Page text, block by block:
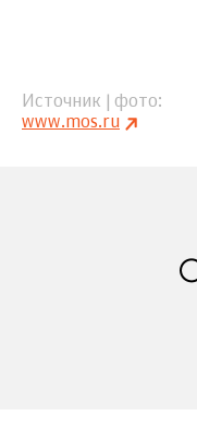
Источник | фото
www.mos.ru